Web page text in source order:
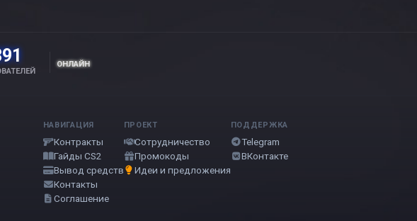
ОНЛАЙН
НАВИГАЦИЯ
Контракты
Гайды CS2
Вывод средств
Контакты
Соглашение
ПРОЕКТ
Сотрудничество
Промокоды
Идеи и предложения
ПОДДЕРЖКА
Telegram
ВКонтакте